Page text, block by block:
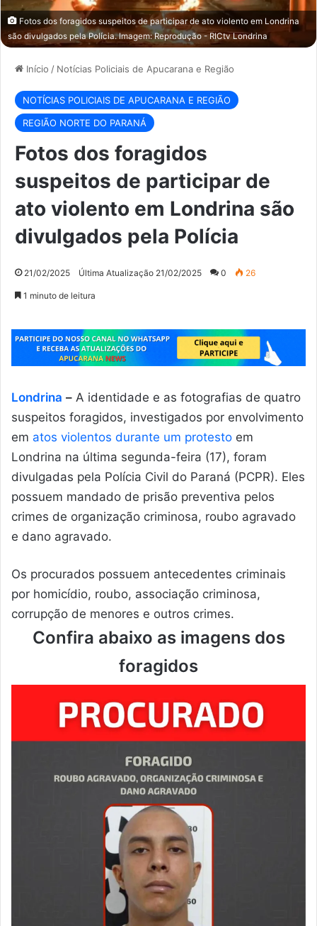
Fotos dos foragidos suspeitos de participar de ato violento em Londrina
são divulgados pela Polícia. Imagem: Reprodução - RICtv Londrina
Início / Notícias Policiais de Apucarana e Região
NOTÍCIAS POLICIAIS DE APUCARANA E REGIÃO
REGIÃO NORTE DO PARANÁ
Fotos dos foragidos
suspeitos de participar de
ato violento em Londrina são
divulgados pela Polícia
21/02/2025 Última Atualização 21/02/2025 0 26
1 minuto de leitura
Londrina – A identidade e as fotografias de quatro
suspeitos foragidos, investigados por envolvimento
em atos violentos durante um protesto em
Londrina na última segunda-feira (17), foram
divulgadas pela Polícia Civil do Paraná (PCPR). Eles
possuem mandado de prisão preventiva pelos
crimes de organização criminosa, roubo agravado
e dano agravado.
Os procurados possuem antecedentes criminais
por homicídio, roubo, associação criminosa,
corrupção de menores e outros crimes.
Confira abaixo as imagens dos
foragidos